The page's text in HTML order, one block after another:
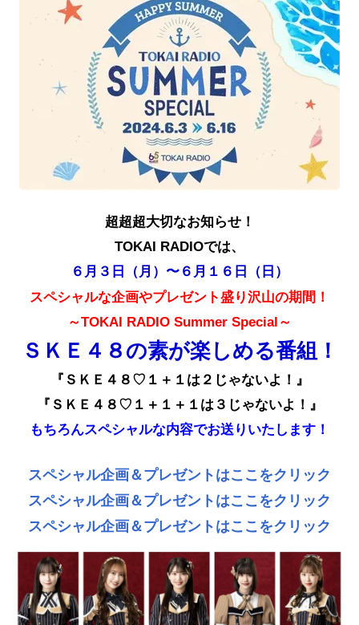
超超超大切なお知らせ！
TOKAI RADIOでは、
６月３日（月）〜６月１６日（日）
スペシャルな企画やプレゼント盛り沢山の期間！
～TOKAI RADIO Summer Special～
ＳＫＥ４８の素が楽しめる番組！
『ＳＫＥ４８♡１＋１は２じゃないよ！』
『ＳＫＥ４８♡１＋１＋１は３じゃないよ！』
もちろんスペシャルな内容でお送りいたします！
スペシャル企画＆プレゼントはここをクリック
スペシャル企画＆プレゼントはここをクリック
スペシャル企画＆プレゼントはここをクリック